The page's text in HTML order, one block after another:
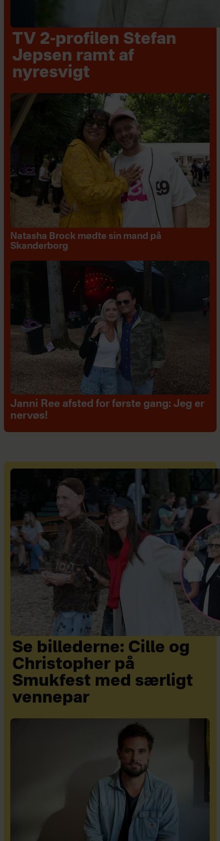
TV 2-profilen Stefan
Jepsen ramt af
nyresvigt
Natasha Brock mødte sin mand på
Skanderborg
Janni Ree afsted for første gang: Jeg er
nervøs!
Se billederne: Cille og
Christopher på
Smukfest med særligt
vennepar